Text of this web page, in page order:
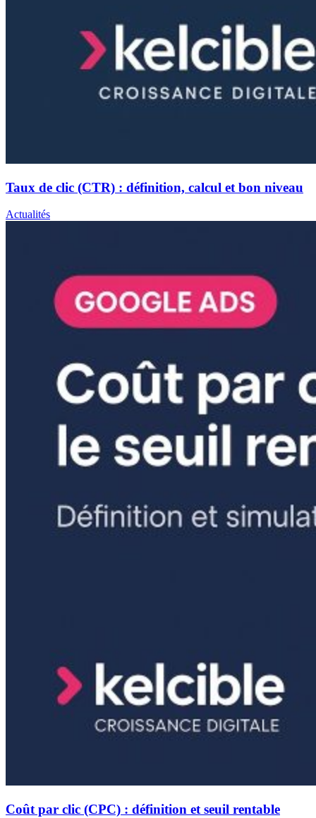
Taux de clic (CTR) : définition, calcul et bon niveau
Actualités
Coût par clic (CPC) : définition et seuil rentable